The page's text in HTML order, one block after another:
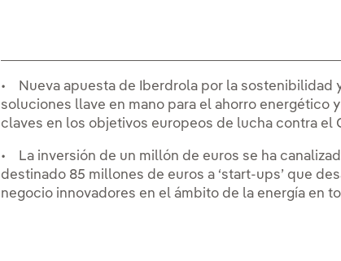
• Nueva apuesta de Iberdrola por la sostenibilidad
soluciones llave en mano para el ahorro energético
claves en los objetivos europeos de lucha contra el
• La inversión de un millón de euros se ha
destinado 85 millones de euros a ‘start-ups’ que
negocio innovadores en el ámbito de la energía en